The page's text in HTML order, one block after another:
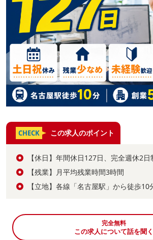
CHECK この求人のポイント
【休日】年間休日127日、完全週休2日
【残業】月平均残業時間3時間
【立地】各線「名古屋駅」から徒歩10
完全無料
この求人について話を聞く